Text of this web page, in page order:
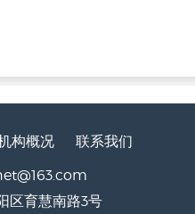
构概况
联系我们
区育慧南路3号